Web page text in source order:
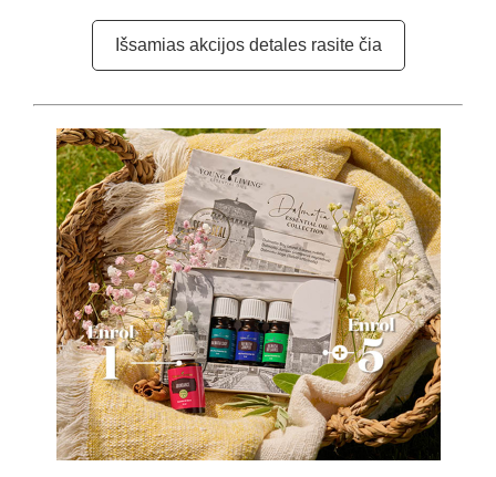
Išsamias akcijos detales rasite čia